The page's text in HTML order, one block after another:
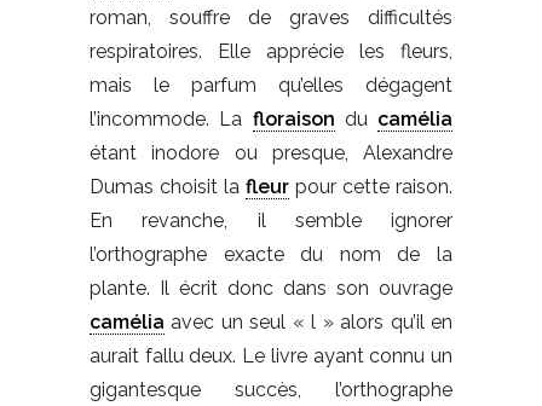
roman, souffre de graves difficultés
respiratoires. Elle apprécie les fleurs,
mais le parfum qu’elles dégagent
l’incommode. La floraison du camélia
étant inodore ou presque, Alexandre
Dumas choisit la fleur pour cette raison.
En revanche, il semble ignorer
l’orthographe exacte du nom de la
plante. Il écrit donc dans son ouvrage
camélia avec un seul « l » alors qu’il en
aurait fallu deux. Le livre ayant connu un
gigantesque succès, l’orthographe